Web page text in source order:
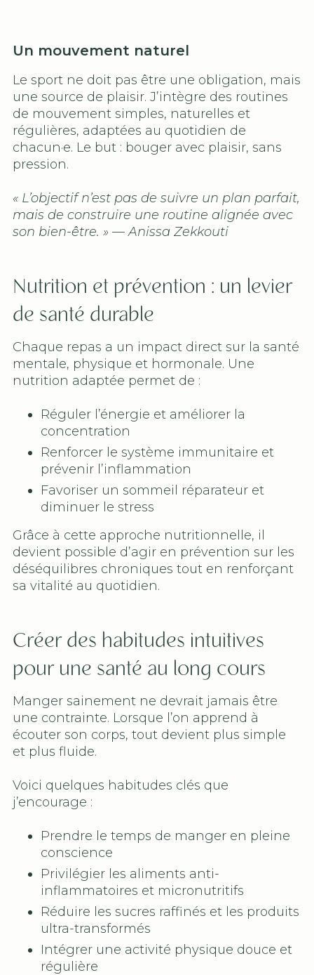
Un mouvement naturel
Le sport ne doit pas être une obligation, mais
une source de plaisir. J’intègre des routines
de mouvement simples, naturelles et
régulières, adaptées au quotidien de
chacun·e. Le but : bouger avec plaisir, sans
pression.
« L’objectif n’est pas de suivre un plan parfait,
mais de construire une routine alignée avec
son bien-être. » — Anissa Zekkouti
Nutrition et prévention : un levier
de santé durable
Chaque repas a un impact direct sur la santé
mentale, physique et hormonale. Une
nutrition adaptée permet de :
Réguler l’énergie et améliorer la
concentration
Renforcer le système immunitaire et
prévenir l’inflammation
Favoriser un sommeil réparateur et
diminuer le stress
Grâce à cette approche nutritionnelle, il
devient possible d’agir en prévention sur les
déséquilibres chroniques tout en renforçant
sa vitalité au quotidien.
Créer des habitudes intuitives
pour une santé au long cours
Manger sainement ne devrait jamais être
une contrainte. Lorsque l’on apprend à
écouter son corps, tout devient plus simple
et plus fluide.
Voici quelques habitudes clés que
j’encourage :
Prendre le temps de manger en pleine
conscience
Privilégier les aliments anti-
inflammatoires et micronutritifs
Réduire les sucres raffinés et les produits
ultra-transformés
Intégrer une activité physique douce et
régulière